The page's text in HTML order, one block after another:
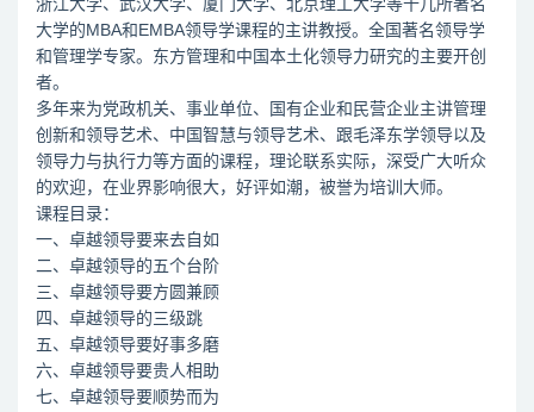
浙江大学、武汉大学、厦门大学、北京理工大学等十几所著名
大学的MBA和EMBA领导学课程的主讲教授。全国著名领导学
和管理学专家。东方管理和中国本土化领导力研究的主要开创
者。
多年来为党政机关、事业单位、国有企业和民营企业主讲管理
创新和领导艺术、中国智慧与领导艺术、跟毛泽东学领导以及
领导力与执行力等方面的课程，理论联系实际，深受广大听众
的欢迎，在业界影响很大，好评如潮，被誉为培训大师。
课程目录：
一、卓越领导要来去自如
二、卓越领导的五个台阶
三、卓越领导要方圆兼顾
四、卓越领导的三级跳
五、卓越领导要好事多磨
六、卓越领导要贵人相助
七、卓越领导要顺势而为